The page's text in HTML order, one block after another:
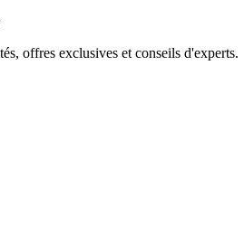
offres exclusives et conseils d'experts.